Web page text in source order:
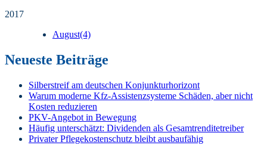
2017
August(4)
Neueste Beiträge
Silberstreif am deutschen Konjunkturhorizont
Warum moderne Kfz-Assistenzsysteme Schäden, aber nicht
Kosten reduzieren
PKV-Angebot in Bewegung
Häufig unterschätzt: Dividenden als Gesamtrenditetreiber
Privater Pflegekostenschutz bleibt ausbaufähig